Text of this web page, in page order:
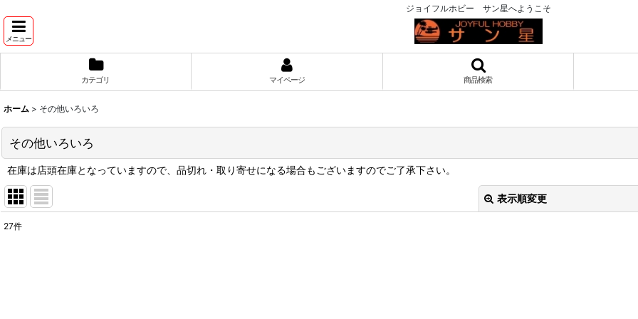
ジョイフルホビー サン星へようこそ
メニュー
カテゴリ マイページ 商品検索
ホーム > その他いろいろ
その他いろいろ
在庫は店頭在庫となっていますので、品切れ・取り寄せになる場合もございますのでご了承下さい。
表示順変更
27件